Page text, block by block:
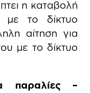
η καταβολή
με το δίκτυο
αίτηση για
με το δίκτυο
παραλίες –